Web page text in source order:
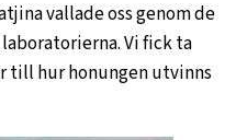
vallade oss genom de
Vi fick ta
till hur honungen utvinns